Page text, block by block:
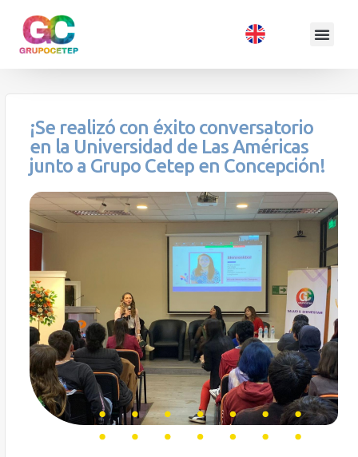
¡Se realizó con éxito conversatorio
en la Universidad de Las Américas
junto a Grupo Cetep en Concepción!